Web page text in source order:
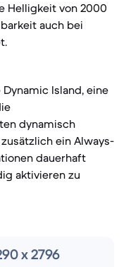
Helligkeit von 2000
auch bei
Island, eine
dynamisch
ein Always-
dauerhaft
aktivieren zu
x 2796